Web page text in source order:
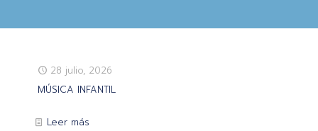
28 julio, 2026
MÚSICA INFANTIL
Leer más